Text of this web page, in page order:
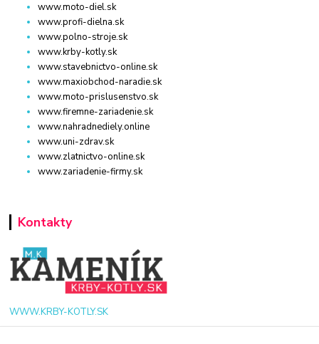
www.moto-diel.sk
www.profi-dielna.sk
www.polno-stroje.sk
www.krby-kotly.sk
www.stavebnictvo-online.sk
www.maxiobchod-naradie.sk
www.moto-prislusenstvo.sk
www.firemne-zariadenie.sk
www.nahradnediely.online
www.uni-zdrav.sk
www.zlatnictvo-online.sk
www.zariadenie-firmy.sk
Kontakty
WWW.KRBY-KOTLY.SK